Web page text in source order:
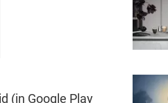
(in Google Play